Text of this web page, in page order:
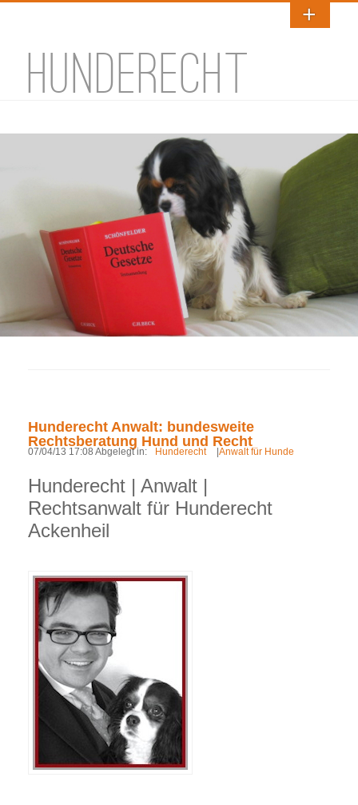
HUNDERECHT
Hunderecht Anwalt: bundesweite
Rechtsberatung Hund und Recht
07/04/13 17:08 Abgelegt in: Hunderecht |Anwalt für Hunde
Hunderecht | Anwalt |
Rechtsanwalt für Hunderecht
Ackenheil